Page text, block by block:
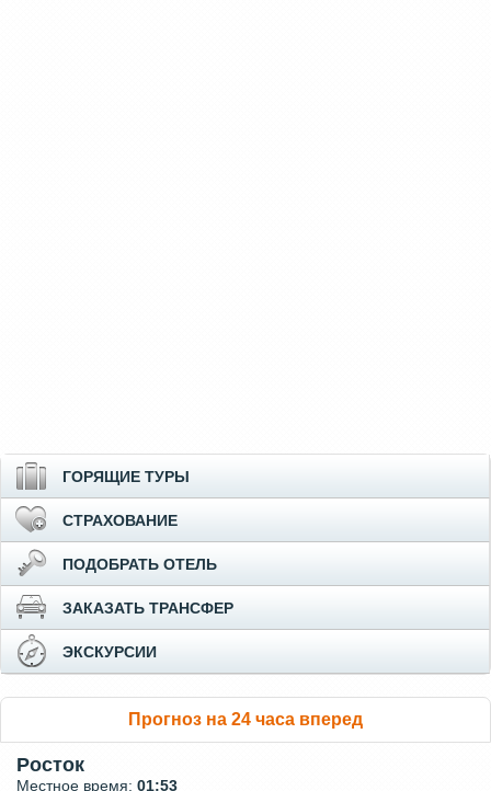
ГОРЯЩИЕ ТУРЫ
СТРАХОВАНИЕ
ПОДОБРАТЬ ОТЕЛЬ
ЗАКАЗАТЬ ТРАНСФЕР
ЭКСКУРСИИ
Прогноз на 24 часа вперед
Росток
Местное время: 01:53